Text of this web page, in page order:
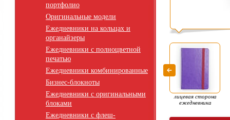
портфолио
Оригинальные модели
Ежедневники на кольцах и
органайзеры
Ежедневники с полноцветной
печатью
Ежедневники комбинированные
Бизнес-блокноты
Ежедневники с оригинальными
блоками
Ежедневники с флеш-
лицевая сторона
ежедневника